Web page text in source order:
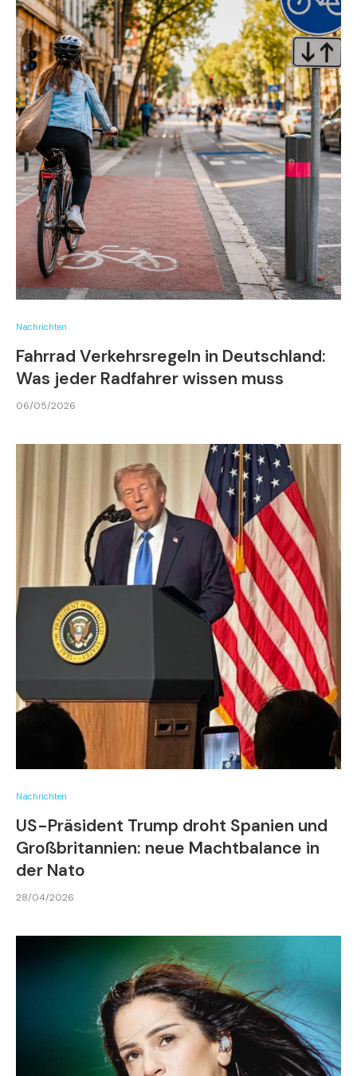
Nachrichten
Fahrrad Verkehrsregeln in Deutschland:
Was jeder Radfahrer wissen muss
06/05/2026
Nachrichten
US-Präsident Trump droht Spanien und
Großbritannien: neue Machtbalance in
der Nato
28/04/2026